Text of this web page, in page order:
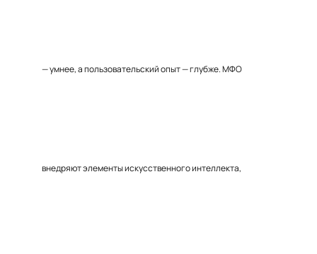
— умнее, а пользовательский опыт — глубже. МФО
внедряют элементы искусственного интеллекта,